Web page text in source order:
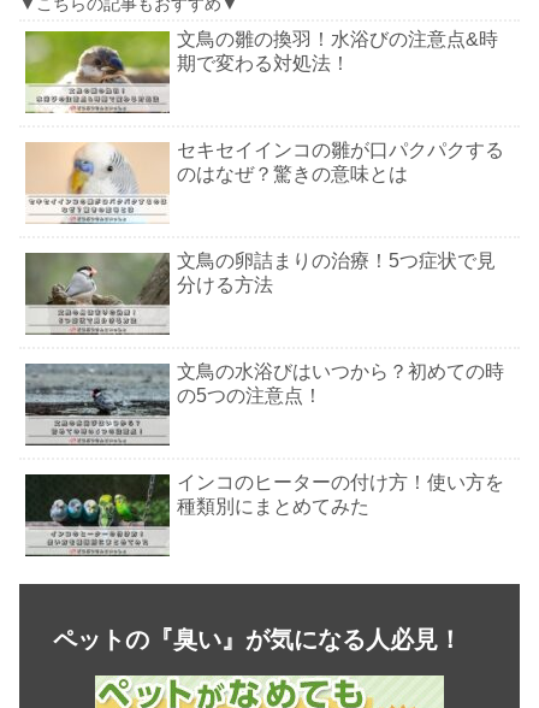
文鳥の雛の換羽！水浴びの注意点&時
期で変わる対処法！
セキセイインコの雛が口パクパクする
のはなぜ？驚きの意味とは
文鳥の卵詰まりの治療！5つ症状で見
分ける方法
文鳥の水浴びはいつから？初めての時
の5つの注意点！
インコのヒーターの付け方！使い方を
種類別にまとめてみた
セキセイインコの雛が噛む！原因と対
ペットの『臭い』が気になる人必見！